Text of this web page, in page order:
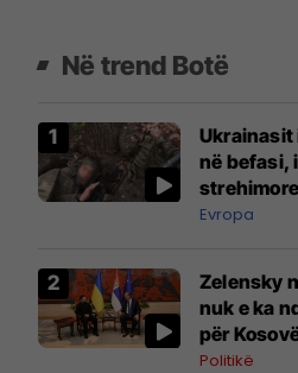
Në trend Botë
Ukrainasit
në befasi,
Evropa
Zelensky
nuk e ka
për
Politikë